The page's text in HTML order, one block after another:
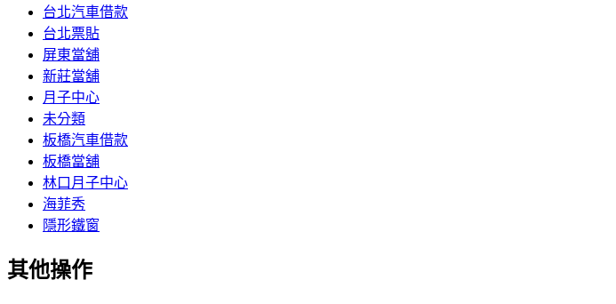
台北汽車借款
台北票貼
屏東當舖
新莊當舖
月子中心
未分類
板橋汽車借款
板橋當舖
林口月子中心
海菲秀
隱形鐵窗
其他操作